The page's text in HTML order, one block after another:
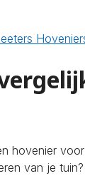
hovenier voor
van je